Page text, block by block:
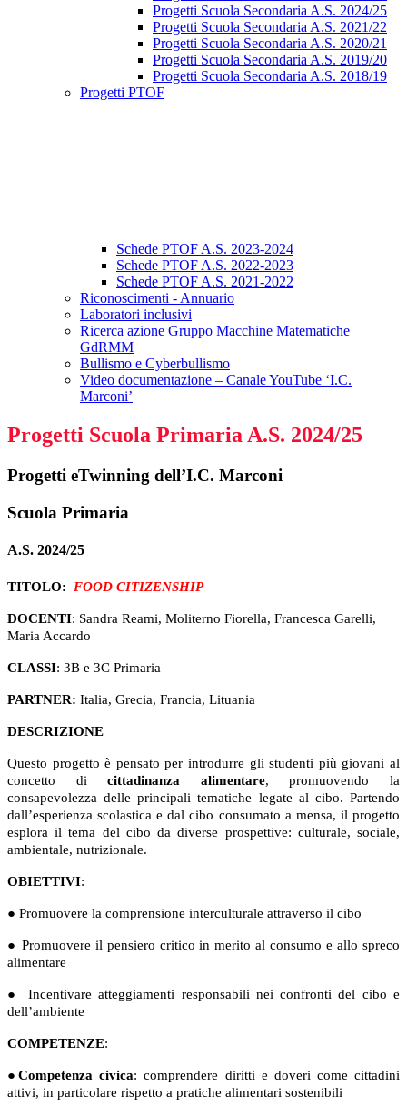
Progetti Scuola Secondaria A.S. 2024/25
Progetti Scuola Secondaria A.S. 2021/22
Progetti Scuola Secondaria A.S. 2020/21
Progetti Scuola Secondaria A.S. 2019/20
Progetti Scuola Secondaria A.S. 2018/19
Progetti PTOF
Schede PTOF A.S. 2023-2024
Schede PTOF A.S. 2022-2023
Schede PTOF A.S. 2021-2022
Riconoscimenti - Annuario
Laboratori inclusivi
Ricerca azione Gruppo Macchine Matematiche
GdRMM
Bullismo e Cyberbullismo
Video documentazione – Canale YouTube ‘I.C.
Marconi’
Progetti Scuola Primaria A.S. 2024/25
Progetti eTwinning dell’I.C. Marconi
Scuola Primaria
A.S. 2024/25
TITOLO: FOOD CITIZENSHIP
DOCENTI: Sandra Reami, Moliterno Fiorella, Francesca Garelli,
Maria Accardo
CLASSI: 3B e 3C Primaria
PARTNER: Italia, Grecia, Francia, Lituania
DESCRIZIONE
Questo progetto è pensato per introdurre gli studenti più giovani al
concetto dicittadinanza alimentare, promuovendo la
consapevolezza delle principali tematiche legate al cibo. Partendo
dall’esperienza scolastica e dal cibo consumato a mensa, il progetto
esplora il tema del cibo da diverse prospettive: culturale, sociale,
ambientale, nutrizionale.
OBIETTIVI:
● Promuovere la comprensione interculturale attraverso il cibo
● Promuovere il pensiero critico in merito al consumo e allo spreco
alimentare
●
Incentivare atteggiamenti responsabili nei confronti del cibo e
dell’ambiente
COMPETENZE:
●Competenza civica: comprendere diritti e doveri come cittadini
attivi, in particolare rispetto a pratiche alimentari sostenibili